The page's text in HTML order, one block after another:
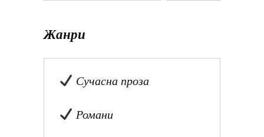
Жанри
Сучасна проза
Романи